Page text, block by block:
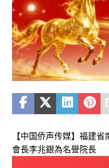
【中国侨声传媒】福建
會長李兆銀為名譽院長